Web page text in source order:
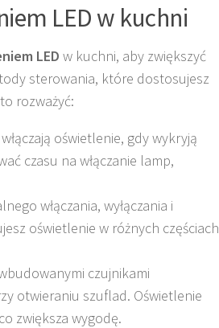
LED w kuchni
LED w kuchni, aby zwiększyć
sterowania, które dostosujesz
rozważyć:
oświetlenie, gdy wykryją
czasu na włączanie lamp,
włączania, wyłączania i
oświetlenie w różnych częściach
czujnikami
otwieraniu szuflad. Oświetlenie
zwiększa wygodę.